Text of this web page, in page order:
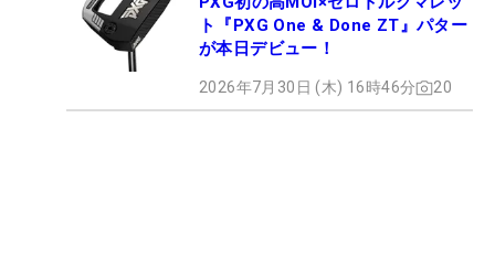
ト『PXG One & Done ZT』パター
が本日デビュー！
2026年7月30日 (木) 16時46分 20